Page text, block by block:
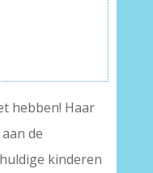
hebben! Haar
de
kinderen